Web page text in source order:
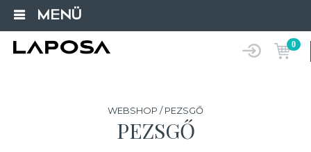
MENÜ
0
WEBSHOP / PEZSGŐ
PEZSGŐ